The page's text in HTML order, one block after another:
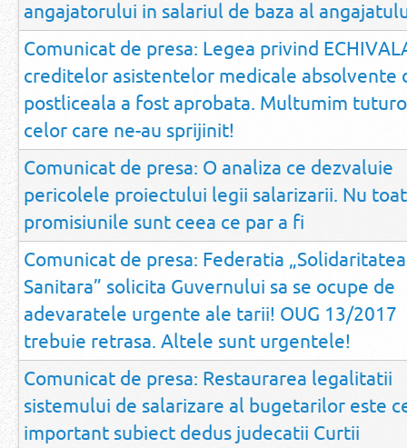
angajatorului in salariul de baza al
Comunicat de presa: Legea privind
creditelor asistentelor medicale absolvente
postliceala a fost aprobata. Multumim
celor care ne-au sprijinit!
Comunicat de presa: O analiza ce dezvaluie
pericolele proiectului legii salarizarii. Nu
promisiunile sunt ceea ce par a fi
Comunicat de presa: Federatia „Solidaritatea
Sanitara” solicita Guvernului sa se ocupe de
adevaratele urgente ale tarii! OUG 13/2017
trebuie retrasa. Altele sunt urgentele!
Comunicat de presa: Restaurarea legalitatii
sistemului de salarizare al bugetarilor este
important subiect dedus judecatii Curtii